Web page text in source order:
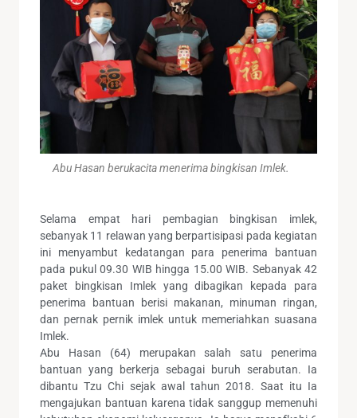
Abu Hasan berukacita menerima bingkisan Imlek.
Selama empat hari pembagian bingkisan imlek,
sebanyak 11 relawan yang berpartisipasi pada kegiatan
ini menyambut kedatangan para penerima bantuan
pada pukul 09.30 WIB hingga 15.00 WIB. Sebanyak 42
paket bingkisan Imlek yang dibagikan kepada para
penerima bantuan berisi makanan, minuman ringan,
dan pernak pernik imlek untuk memeriahkan suasana
Imlek.
Abu Hasan (64) merupakan salah satu penerima
bantuan yang berkerja sebagai buruh serabutan. Ia
dibantu Tzu Chi sejak awal tahun 2018. Saat itu Ia
mengajukan bantuan karena tidak sanggup memenuhi